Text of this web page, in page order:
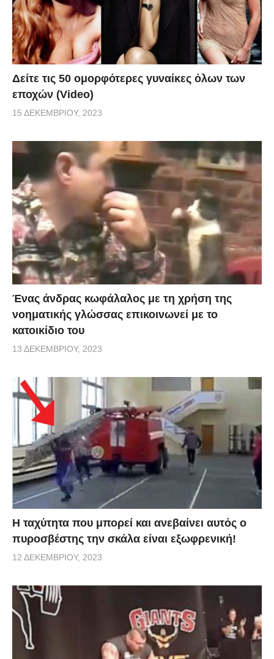
Δείτε τις 50 ομορφότερες γυναίκες όλων των
εποχών (Video)
15 ΔΕΚΕΜΒΡΊΟΥ, 2023
Ένας άνδρας κωφάλαλος με τη χρήση της
νοηματικής γλώσσας επικοινωνεί με το
κατοικίδιο του
13 ΔΕΚΕΜΒΡΊΟΥ, 2023
Η ταχύτητα που μπορεί και ανεβαίνει αυτός ο
πυροσβέστης την σκάλα είναι εξωφρενική!
12 ΔΕΚΕΜΒΡΊΟΥ, 2023